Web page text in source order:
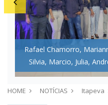
Rafael Chamorro,
Silvia, Marcio, Julia,
HOME NOTÍCIAS Itapeva